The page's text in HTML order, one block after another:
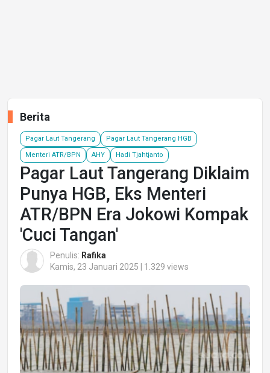
Berita
Pagar Laut Tangerang Pagar Laut Tangerang HGB
Menteri ATR/BPN AHY Hadi Tjahtjanto
Pagar Laut Tangerang Diklaim
Punya HGB, Eks Menteri
ATR/BPN Era Jokowi Kompak
'Cuci Tangan'
Penulis: Rafika
Kamis, 23 Januari 2025 | 1.329 views